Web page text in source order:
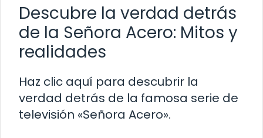
Descubre la verdad detrás
de la Señora Acero: Mitos y
realidades
Haz clic aquí para descubrir la
verdad detrás de la famosa serie de
televisión «Señora Acero».